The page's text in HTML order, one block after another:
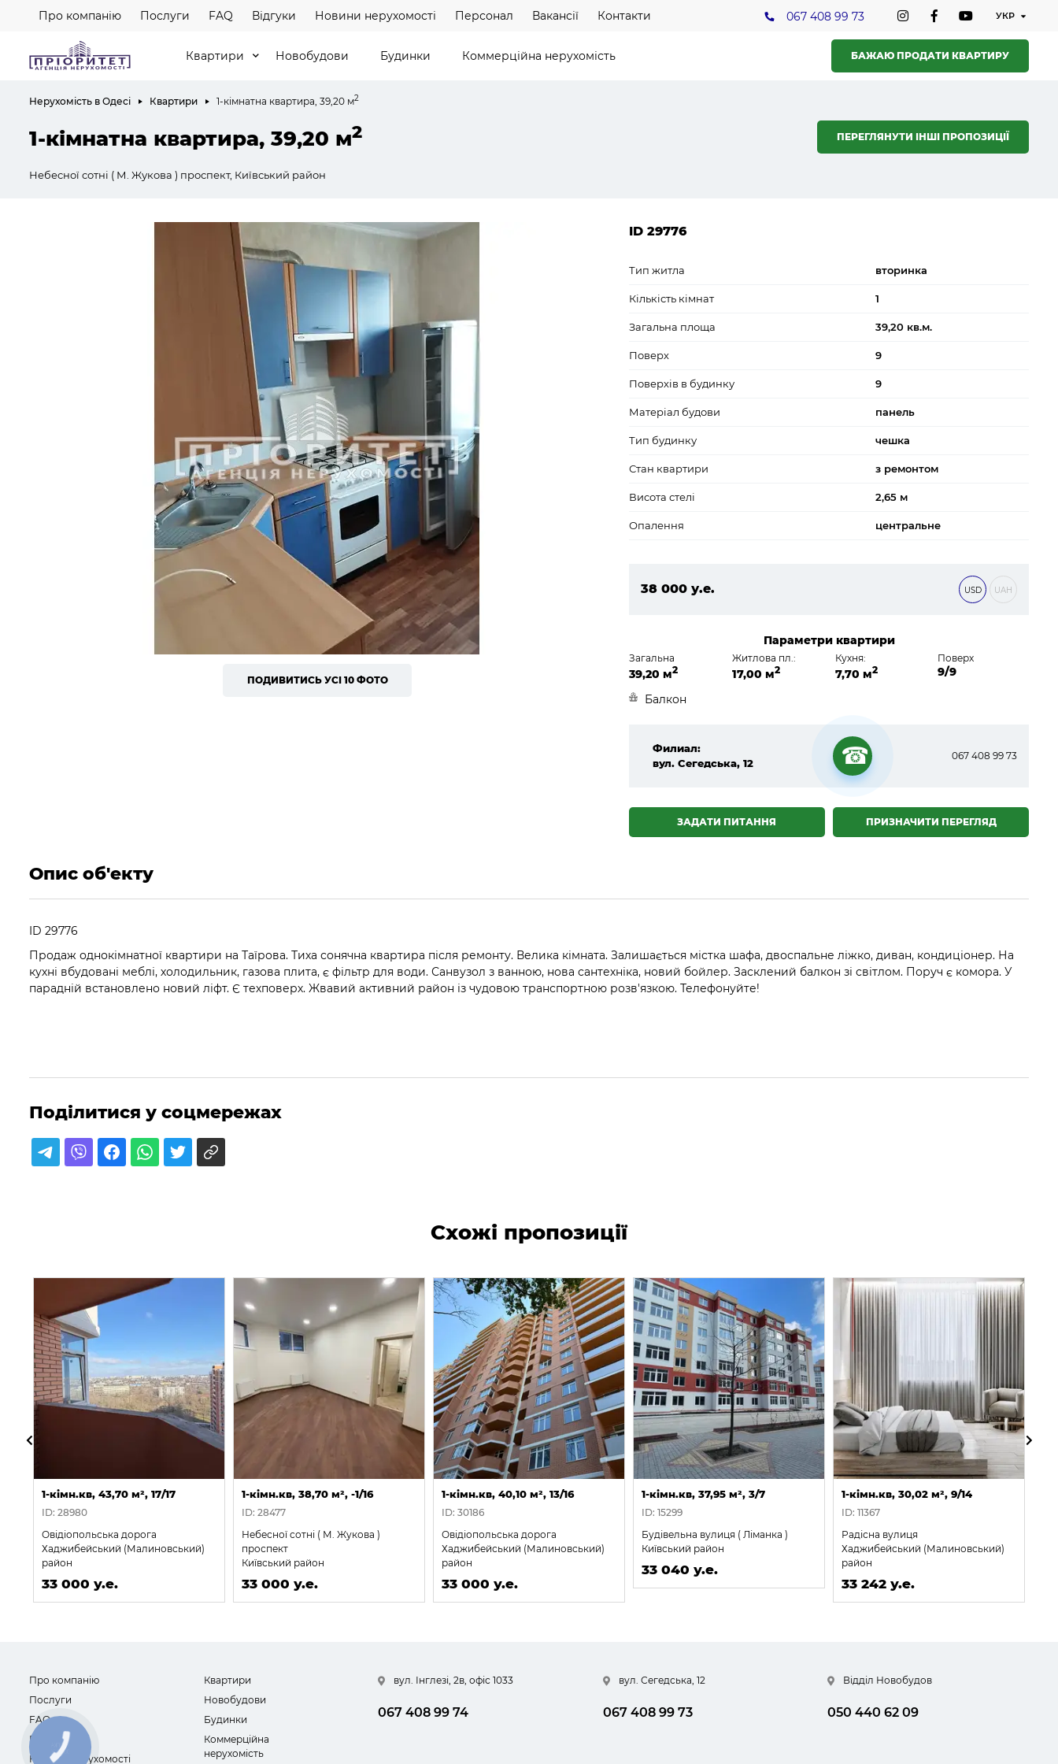
Про компанію Послуги FAQ Відгуки Новини нерухомості Персонал Вакансії Контакти 067 408 99 73
Квартири Новобудови Будинки Коммерційна нерухомість БАЖАЮ ПРОДАТИ КВАРТИРУ
Нерухомість в Одесі Квартири 1-кімнатна квартира, 39,20 м2
1-кімнатна квартира, 39,20 м2
Небесної сотні ( М. Жукова ) проспект, Київський район
ПЕРЕГЛЯНУТИ ІНШІ ПРОПОЗИЦІЇ
ПОДИВИТИСЬ УСІ 10 ФОТО
ID 29776
Тип житла вторинка
Кількість кімнат 1
Загальна площа 39,20 кв.м.
Поверх 9
Поверхів в будинку 9
Матеріал будови панель
Тип будинку чешка
Стан квартири з ремонтом
Висота стелі 2,65 м
Опалення центральне
38 000 у.е.
USD UAH
Параметри квартири
Загальна
39,20 м2
Житлова пл.:
17,00 м2
Кухня:
7,70 м2
Поверх
9/9
Балкон
Филиал:
вул. Сегедська, 12
☎
067 408 99 73
ПРИЗНАЧИТИ ПЕРЕГЛЯД
ЗАДАТИ ПИТАННЯ
Опис об'екту
ID 29776
Продаж однокімнатної квартири на Таїрова. Тиха сонячна квартира після ремонту. Велика кімната. Залишається містка шафа, двоспальне ліжко, диван, кондиціонер. На
кухні вбудовані меблі, холодильник, газова плита, є фільтр для води. Санвузол з ванною, нова сантехніка, новий бойлер. Засклений балкон зі світлом. Поруч є комора. У
парадній встановлено новий ліфт. Є техповерх. Жвавий активний район із чудовою транспортною розв'язкою. Телефонуйте!
Поділитися у соцмережах
Схожі пропозиції
1-кімн.кв, 43,70 м², 17/17
ID: 28980
Овідіопольська дорога
Хаджибейський (Малиновський)
район
33 000 у.е.
1-кімн.кв, 38,70 м², -1/16
ID: 28477
Небесної сотні ( М. Жукова )
проспект
Київський район
33 000 у.е.
1-кімн.кв, 40,10 м², 13/16
ID: 30186
Овідіопольська дорога
Хаджибейський (Малиновський)
район
33 000 у.е.
1-кімн.кв, 37,95 м², 3/7
ID: 15299
Будівельна вулиця ( Ліманка )
Київський район
33 040 у.е.
1-кімн.кв, 30,02 м², 9/14
ID: 11367
Радісна вулиця
Хаджибейський (Малиновський)
район
33 242 у.е.
Про компанію
Послуги
FAQ
Відгуки
Новини нерухомості
Квартири
Новобудови
Будинки
Коммерційна
нерухомість
вул. Інглезі, 2в, офіс 1033
067 408 99 74
вул. Сегедська, 12
067 408 99 73
Відділ Новобудов
050 440 62 09